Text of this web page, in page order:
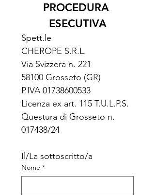
PROCEDURA
ESECUTIVA
CHEROPE S.R.L.
Via Svizzera n. 221
58100 Grosseto (GR)
P.IVA 01738600533
Licenza ex art. 115 T.U.L.P.S.
Questura di Grosseto n.
017438/24
Il/La sottoscritto/a
Nome *